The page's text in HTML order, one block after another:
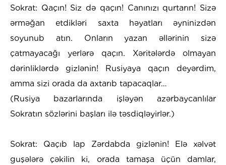
Sokrat: Qaçın! Siz də qaçın! Canınızı qurtarın! Sizə
ərməğan etdikləri saxta həyatları əyninizdən
soyunub atın. Onların yazan əllərinin sizə
çatmayacağı yerlərə qaçın. Xəritələrdə olmayan
dərinliklərdə gizlənin! Rusiyaya qaçın deyərdim,
amma sizi orada da axtarıb tapacaqlar…
(Rusiya bazarlarında işləyən azərbaycanlılar
Sokratın sözlərini başları ilə təsdiqləyirlər.)
Sokrat: Qaçıb lap Zərdabda gizlənin! Elə xəlvət
guşələrə çəkilin ki, orada tamaşa üçün damlar,